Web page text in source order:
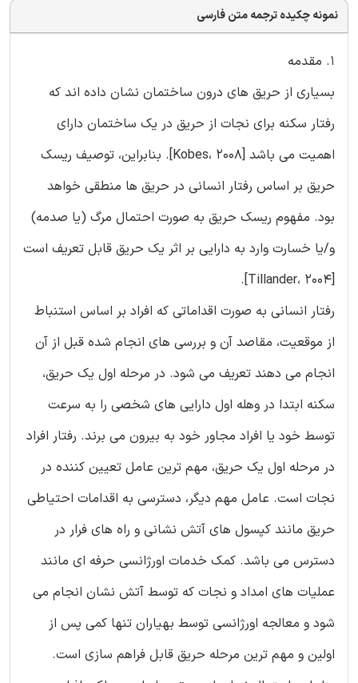
نمونه چکیده ترجمه متن فارسی
1. مقدمه
بسیاری از حریق های درون ساختمان نشان داده اند که
رفتار سکنه برای نجات از حریق در یک ساختمان دارای
اهمیت می باشد [Kobes، 2008]. بنابراین، توصیف ریسک
حریق بر اساس رفتار انسانی در حریق ها منطقی خواهد
بود. مفهوم ریسک حریق به صورت احتمال مرگ (یا صدمه)
و/یا خسارت وارد به دارایی بر اثر یک حریق قابل تعریف است
[Tillander، 2004].
رفتار انسانی به صورت اقداماتی که افراد بر اساس استنباط
از موقعیت، مقاصد آن و بررسی های انجام شده قبل از آن
انجام می دهند تعریف می شود. در مرحله اول یک حریق،
سکنه ابتدا در وهله اول دارایی های شخصی را به سرعت
توسط خود یا افراد مجاور خود به بیرون می برند. رفتار افراد
در مرحله اول یک حریق، مهم ترین عامل تعیین کننده در
نجات است. عامل مهم دیگر، دسترسی به اقدامات احتیاطی
حریق مانند کپسول های آتش نشانی و راه های فرار در
دسترس می باشد. کمک خدمات اورژانسی حرفه ای مانند
عملیات های امداد و نجات که توسط آتش نشان انجام می
شود و معالجه اورژانسی توسط بهیاران تنها کمی پس از
اولین و مهم ترین مرحله حریق قابل فراهم سازی است.